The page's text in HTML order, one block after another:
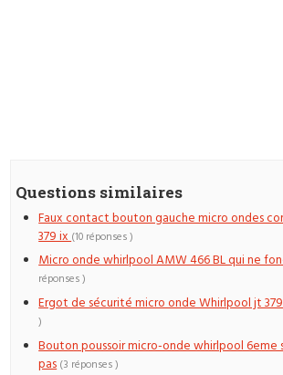
Questions similaires
Faux contact bouton gauche micro ondes
379 ix(10 réponses )
Micro onde whirlpool AMW 466 BL qui ne
réponses )
Ergot de sécurité micro onde Whirlpool jt 379
)
Bouton poussoir micro-onde whirlpool 6eme
pas (3 réponses )